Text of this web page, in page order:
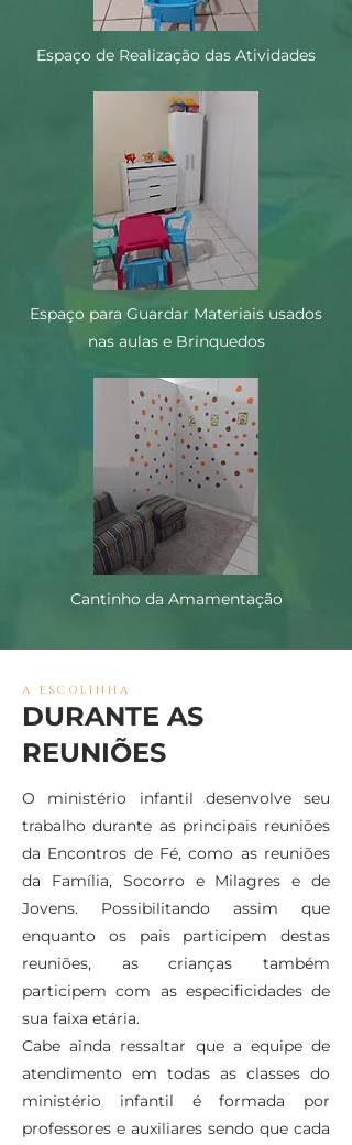
Espaço de Realização das Atividades
Espaço para Guardar Materiais usados
nas aulas e Brinquedos
Cantinho da Amamentação
A ESCOLINHA
DURANTE AS
REUNIÕES
O ministério infantil desenvolve seu
trabalho durante as principais reuniões
da Encontros de Fé, como as reuniões
da Família, Socorro e Milagres e de
Jovens. Possibilitando assim que
enquanto os pais participem destas
reuniões, as crianças também
participem com as especificidades de
sua faixa etária.
Cabe ainda ressaltar que a equipe de
atendimento em todas as classes do
ministério infantil é formada por
professores e auxiliares sendo que cada